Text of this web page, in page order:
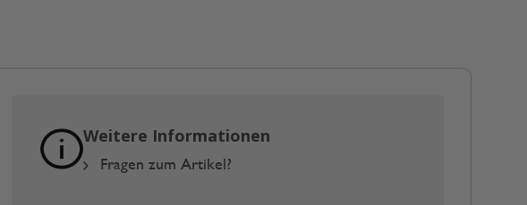
Weitere Informationen
Fragen zum Artikel?